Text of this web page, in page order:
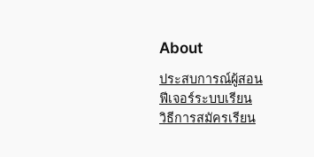
About
ประสบการณ์ผู้สอน
ฟีเจอร์ระบบเรียน
วิธีการสมัครเรียน